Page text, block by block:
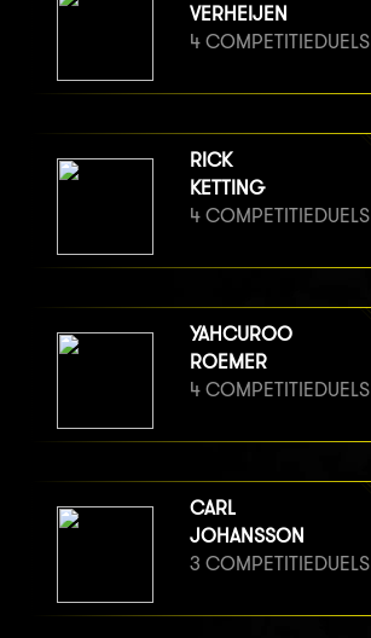
VERHEIJEN
4 COMPETITIEDUELS
RICK
KETTING
4 COMPETITIEDUELS
YAHCUROO
ROEMER
4 COMPETITIEDUELS
CARL
JOHANSSON
3 COMPETITIEDUELS